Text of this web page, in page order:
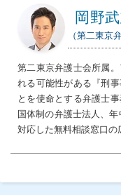
岡野
（第二東京
第二東京弁護士会所属
れる可能性がある『刑
とを使命とする弁護士
国体制の弁護士法人、
対応した無料相談窓口の